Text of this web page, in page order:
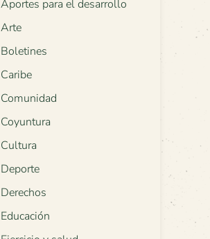
Aportes para el desarrollo
Arte
Boletines
Caribe
Comunidad
Coyuntura
Cultura
Deporte
Derechos
Educación